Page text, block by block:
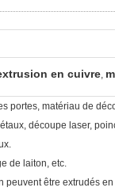
en cuivre,
portes, matériau de
découpe laser,
de laiton, etc.
peuvent être extrudés